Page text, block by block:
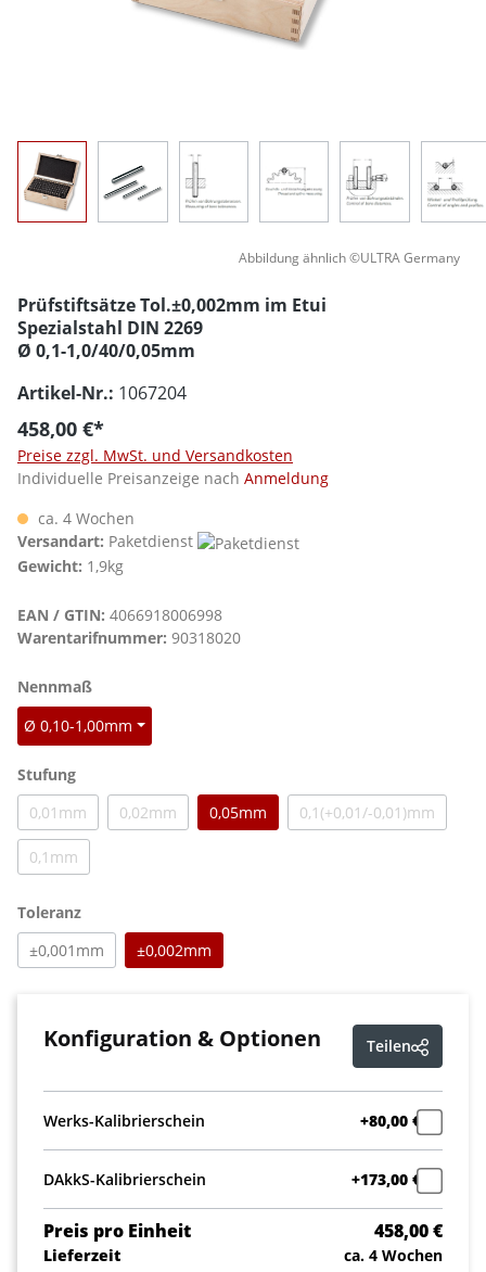
Abbildung ähnlich ©ULTRA Germany
Prüfstiftsätze Tol.±0,002mm im Etui
Spezialstahl DIN 2269
Ø 0,1-1,0/40/0,05mm
Artikel-Nr.: 1067204
458,00 €*
Preise zzgl. MwSt. und Versandkosten
Individuelle Preisanzeige nach Anmeldung
ca. 4 Wochen
Versandart: Paketdienst
Gewicht: 1,9kg
EAN / GTIN: 4066918006998
Warentarifnummer: 90318020
Nennmaßauswählen
Ø 0,10-1,00mm
Stufungauswählen
0,01mm(Diese Option ist zurzeit nicht verfügbar.)
0,02mm(Diese Option ist zurzeit nicht verfügbar.)
0,05mm 0,1(+0,01/-0,01)mm
(Diese Option ist
0,1mm(Diese Option ist zurzeit nicht verfügbar.)
Toleranzauswählen
±0,001mm
±0,002mm
Konfiguration & Optionen Teilen
Werks-Kalibrierschein +80,00 €
DAkkS-Kalibrierschein +173,00 €
Preis pro Einheit 458,00 €
Lieferzeit ca. 4 Wochen